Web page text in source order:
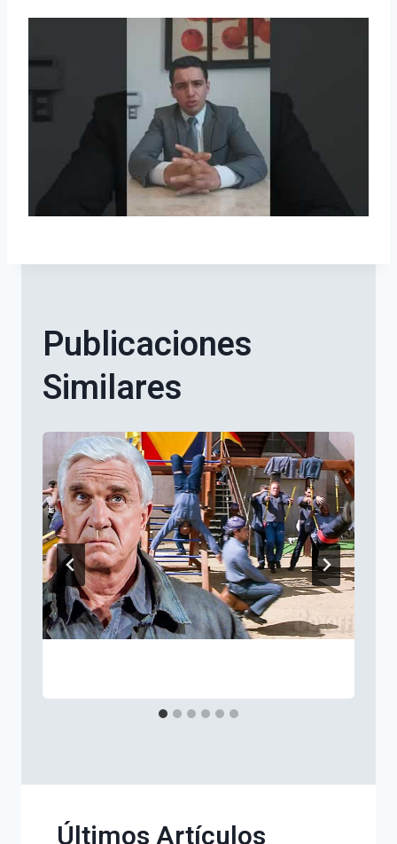
Publicaciones
Similares